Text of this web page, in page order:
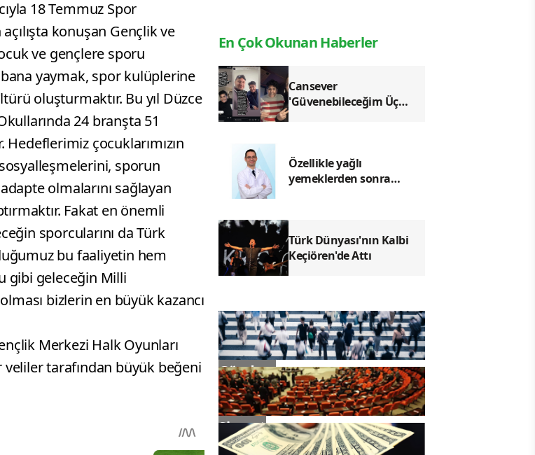
18 Temmuz Spor
konuşan Gençlik ve
ve gençlere sporu
yaymak, spor kulüplerine
oluşturmaktır. Bu yıl Düzce
24 branşta 51
çocuklarımızın
sosyalleşmelerini, sporun
olmalarını sağlayan
Fakat en önemli
sporcularını da Türk
bu faaliyetin hem
gibi geleceğin Milli
bizlerin en büyük kazancı
Merkezi Halk Oyunları
veliler tarafından büyük beğeni
En Çok Okunan Haberler
Cansever
'Güvenebileceğim Üç
Veda
Özellikle yağlı
yemeklerden sonra
Türk Dünyası'nın Kalbi
Keçiören'de Attı
Gündem
Siyaset